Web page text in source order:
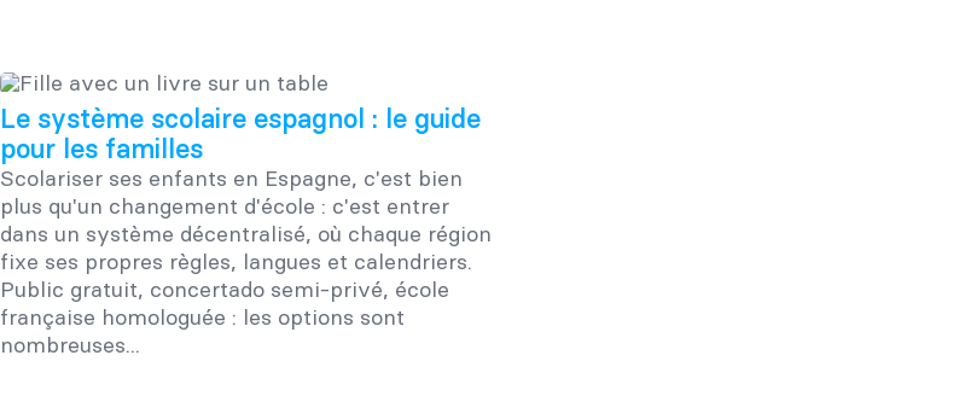
Le système scolaire espagnol : le guide
pour les familles
Scolariser ses enfants en Espagne, c'est bien
plus qu'un changement d'école : c'est entrer
dans un système décentralisé, où chaque région
fixe ses propres règles, langues et calendriers.
Public gratuit, concertado semi-privé, école
française homologuée : les options sont
nombreuses...